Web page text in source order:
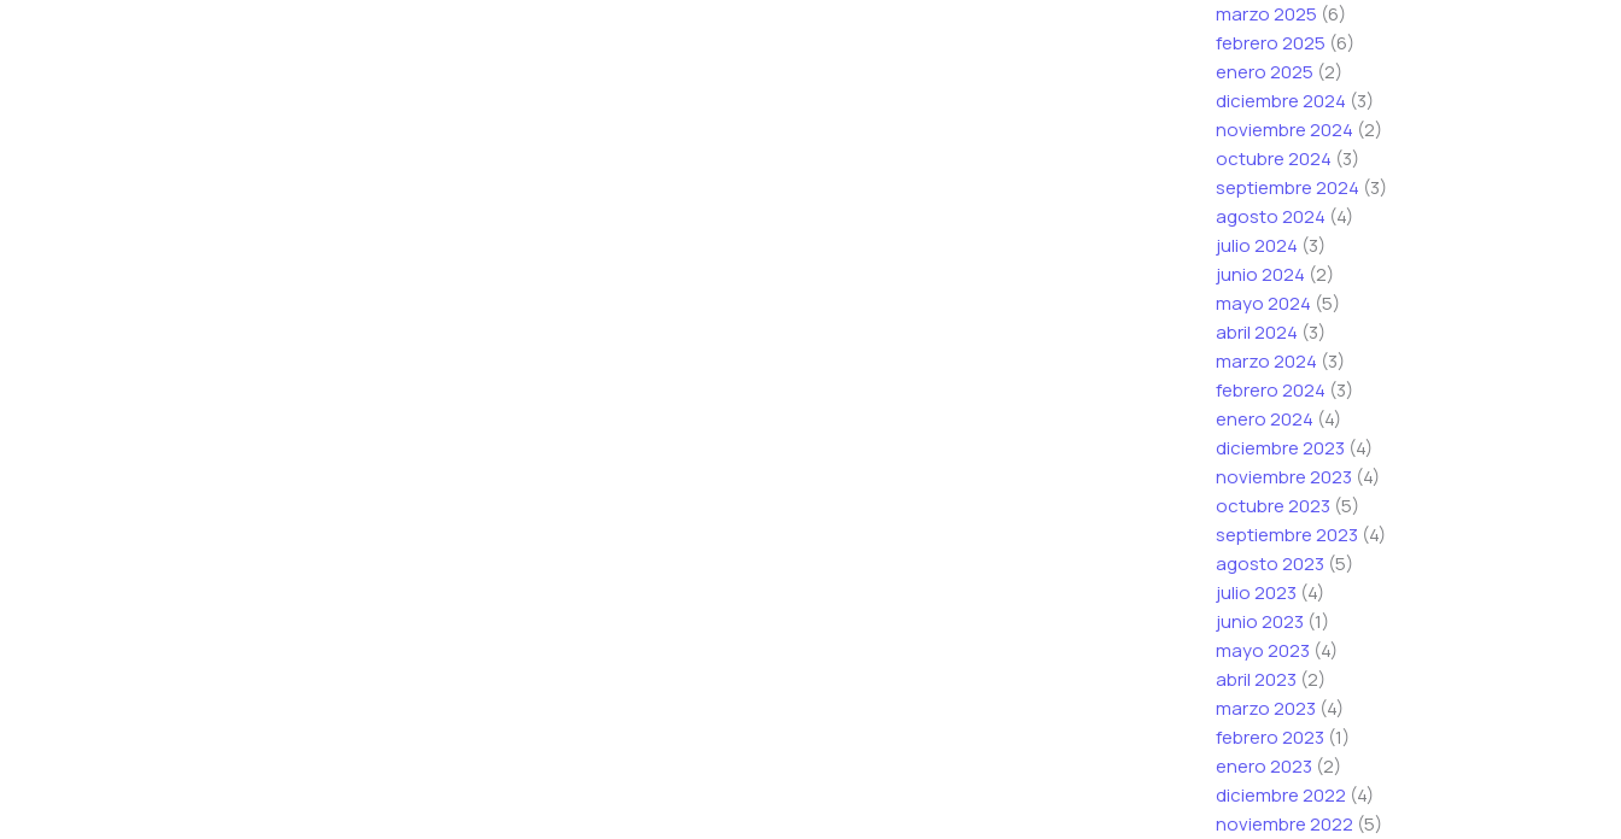
marzo 2025 (6)
febrero 2025 (6)
enero 2025 (2)
diciembre 2024 (3)
noviembre 2024 (2)
octubre 2024 (3)
septiembre 2024 (3)
agosto 2024 (4)
julio 2024 (3)
junio 2024 (2)
mayo 2024 (5)
abril 2024 (3)
marzo 2024 (3)
febrero 2024 (3)
enero 2024 (4)
diciembre 2023 (4)
noviembre 2023 (4)
octubre 2023 (5)
septiembre 2023 (4)
agosto 2023 (5)
julio 2023 (4)
junio 2023 (1)
mayo 2023 (4)
abril 2023 (2)
marzo 2023 (4)
febrero 2023 (1)
enero 2023 (2)
diciembre 2022 (4)
noviembre 2022 (5)